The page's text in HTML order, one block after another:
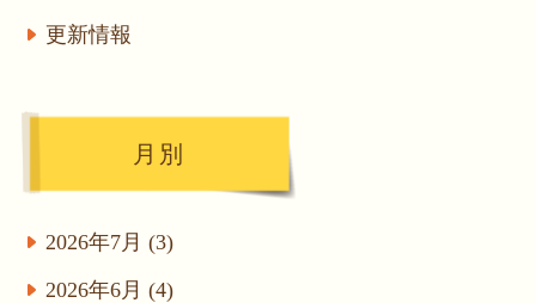
更新情報
月別
2026年7月 (3)
2026年6月 (4)